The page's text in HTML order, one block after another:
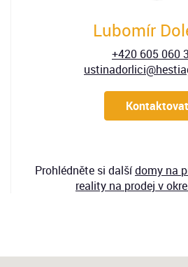
Lubomír
+420 605 060
Kontaktovat
Prohlédněte si dalšídomy na
reality na prodej v